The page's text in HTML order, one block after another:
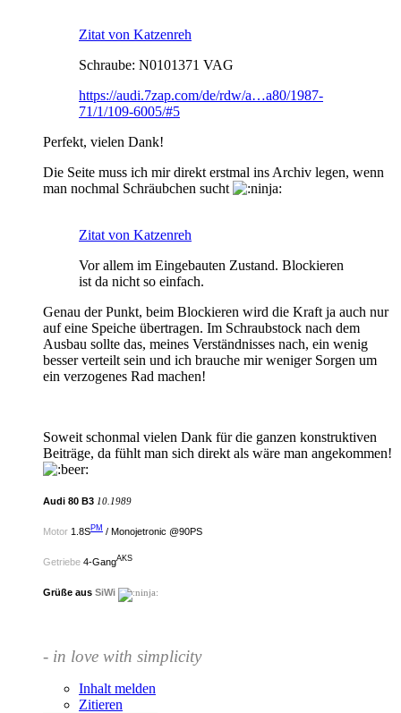
Zitat von Katzenreh
Schraube: N0101371 VAG
https://audi.7zap.com/de/rdw/a…a80/1987-
71/1/109-6005/#5
Perfekt, vielen Dank!
Die Seite muss ich mir direkt erstmal ins Archiv legen, wenn
man nochmal Schräubchen sucht
Zitat von Katzenreh
Vor allem im Eingebauten Zustand. Blockieren
ist da nicht so einfach.
Genau der Punkt, beim Blockieren wird die Kraft ja auch nur
auf eine Speiche übertragen. Im Schraubstock nach dem
Ausbau sollte das, meines Verständnisses nach, ein wenig
besser verteilt sein und ich brauche mir weniger Sorgen um
ein verzogenes Rad machen!
Soweit schonmal vielen Dank für die ganzen konstruktiven
Beiträge, da fühlt man sich direkt als wäre man angekommen!
Audi 80 B3 10.1989
Motor 1.8SPM / Monojetronic @90PS
Getriebe 4-GangAKS
Grüße aus SiWi
- in love with simplicity
Inhalt melden
Zitieren